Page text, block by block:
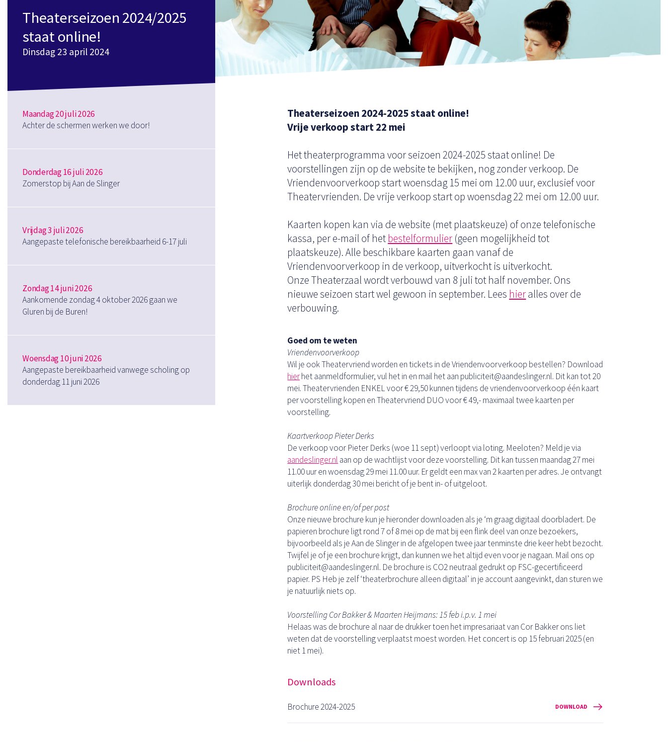
Theaterseizoen 2024/2025
staat online!
Dinsdag 23 april 2024
Maandag 20 juli 2026
Achter de schermen werken we door!
Donderdag 16 juli 2026
Zomerstop bij Aan de Slinger
Vrijdag 3 juli 2026
Aangepaste telefonische bereikbaarheid 6-17 juli
Zondag 14 juni 2026
Aankomende zondag 4 oktober 2026 gaan we
Gluren bij de Buren!
Woensdag 10 juni 2026
Aangepaste bereikbaarheid vanwege scholing op
donderdag 11 juni 2026
Theaterseizoen 2024-2025 staat online!
Vrije verkoop start 22 mei
Het theaterprogramma voor seizoen 2024-2025 staat online! De
voorstellingen zijn op de website te bekijken, nog zonder verkoop. De
Vriendenvoorverkoop start woensdag 15 mei om 12.00 uur, exclusief voor
Theatervrienden. De vrije verkoop start op woensdag 22 mei om 12.00 uur.
Kaarten kopen kan via de website (met plaatskeuze) of onze telefonische
kassa, per e-mail of het bestelformulier (geen mogelijkheid tot
plaatskeuze). Alle beschikbare kaarten gaan vanaf de
Vriendenvoorverkoop in de verkoop, uitverkocht is uitverkocht.
Onze Theaterzaal wordt verbouwd van 8 juli tot half november. Ons
nieuwe seizoen start wel gewoon in september. Lees hieralles over de
verbouwing.
Goed om te weten
Vriendenvoorverkoop
Wil je ook Theatervriend worden en tickets in de Vriendenvoorverkoop bestellen? Download
hierhet aanmeldformulier, vul het in en mail het aan publiciteit@aandeslinger.nl. Dit kan tot 20
mei. Theatervrienden ENKEL voor € 29,50 kunnen tijdens de vriendenvoorverkoop één kaart
per voorstelling kopen en Theatervriend DUO voor € 49,- maximaal twee kaarten per
voorstelling.
Kaartverkoop Pieter Derks
De verkoop voor Pieter Derks (woe 11 sept) verloopt via loting. Meeloten? Meld je via
aandeslinger.nl aan op de wachtlijst voor deze voorstelling. Dit kan tussen maandag 27 mei
11.00 uur en woensdag 29 mei 11.00 uur. Er geldt een max van 2 kaarten per adres. Je ontvangt
uiterlijk donderdag 30 mei bericht of je bent in- of uitgeloot.
Brochure online en/of per post
Onze nieuwe brochure kun je hieronder downloaden als je ‘m graag digitaal doorbladert. De
papieren brochure ligt rond 7 of 8 mei op de mat bij een flink deel van onze bezoekers,
bijvoorbeeld als je Aan de Slinger in de afgelopen twee jaar tenminste drie keer hebt bezocht.
Twijfel je of je een brochure krijgt, dan kunnen we het altijd even voor je nagaan. Mail ons op
publiciteit@aandeslinger.nl. De brochure is CO2 neutraal gedrukt op FSC-gecertificeerd
papier. PS Heb je zelf ‘theaterbrochure alleen digitaal’ in je account aangevinkt, dan sturen we
je natuurlijk niets op.
Voorstelling Cor Bakker & Maarten Heijmans: 15 feb i.p.v. 1 mei
Helaas was de brochure al naar de drukker toen het impresariaat van Cor Bakker ons liet
weten dat de voorstelling verplaatst moest worden. Het concert is op 15 februari 2025 (en
niet 1 mei).
Downloads
Brochure 2024-2025 DOWNLOAD